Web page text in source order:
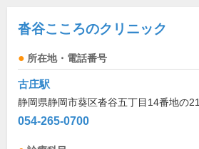
沓谷こころのクリニック
所在地・電話番号
古庄駅
静岡県静岡市葵区沓谷五丁目14番地の21
054-265-0700